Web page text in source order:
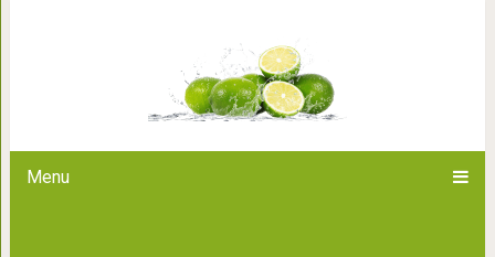
Menu
Здесь прекрасны и